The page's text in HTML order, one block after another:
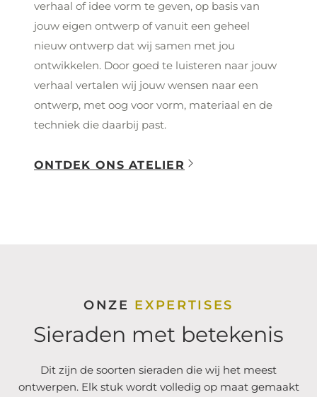
verhaal of idee vorm te geven, op basis van
jouw eigen ontwerp of vanuit een geheel
nieuw ontwerp dat wij samen met jou
ontwikkelen. Door goed te luisteren naar jouw
verhaal vertalen wij jouw wensen naar een
ontwerp, met oog voor vorm, materiaal en de
techniek die daarbij past.
ONTDEK ONS ATELIER
ONZE EXPERTISES
Sieraden met betekenis
Dit zijn de soorten sieraden die wij het meest
ontwerpen. Elk stuk wordt volledig op maat gemaakt